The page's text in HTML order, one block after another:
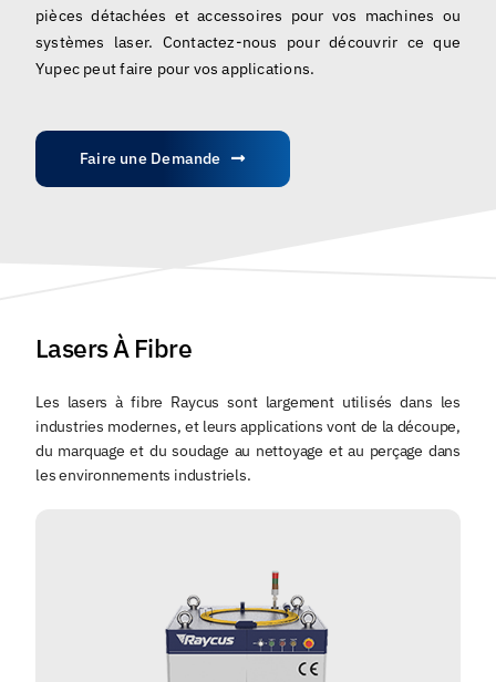
Français
pièces détachées et accessoires pour vos machines ou
systèmes laser. Contactez-nous pour découvrir ce que
Yupec peut faire pour vos applications.
Faire une Demande
Lasers À Fibre
Les lasers à fibre Raycus sont largement utilisés dans les
industries modernes, et leurs applications vont de la découpe,
du marquage et du soudage au nettoyage et au perçage dans
les environnements industriels.